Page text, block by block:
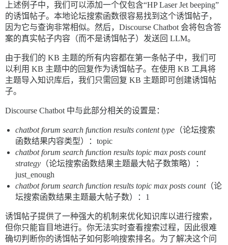
上述例子中，我们可以添加一个仅包含“HP Laser Jet beeping”
的诱饵帖子。本地论坛搜索函数很容易找到这个诱饵帖子，
因为它与查询非常相似。然后，Discourse Chatbot 会将包含答
案的真实帖子内容（而不是诱饵帖子）发送回 LLM。
由于我们的 KB 主题的所有内容都在第一条帖子中，我们可
以利用 KB 主题中的回复作为诱饵帖子。在使用 KB 工具将
主题导入知识库后，我们只需回复 KB 主题即可创建诱饵帖
子。
Discourse Chatbot 中与此部分相关的设置是：
chatbot forum search function results content type （论坛搜索
函数结果内容类型）：topic
chatbot forum search function results topic max posts count
strategy （论坛搜索函数结果主题最大帖子数策略）：
just_enough
chatbot forum search function results topic max posts count（论
坛搜索函数结果主题最大帖子数）：1
诱饵帖子提供了一种强大的机制来优化知识库以进行搜索，
但你只能盲目地进行。你无法实时查看搜索过程，因此很难
确切判断你的诱饵帖子如何影响搜索排名。为了解决这个问